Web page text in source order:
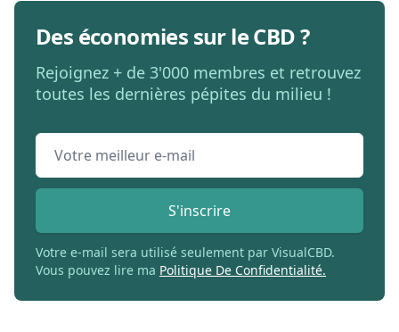
Des économies sur le CBD ?
Rejoignez + de 3'000 membres et retrouvez
toutes les dernières pépites du milieu !
Email address
S'inscrire
Votre e-mail sera utilisé seulement par VisualCBD.
Vous pouvez lire ma Politique De Confidentialité.